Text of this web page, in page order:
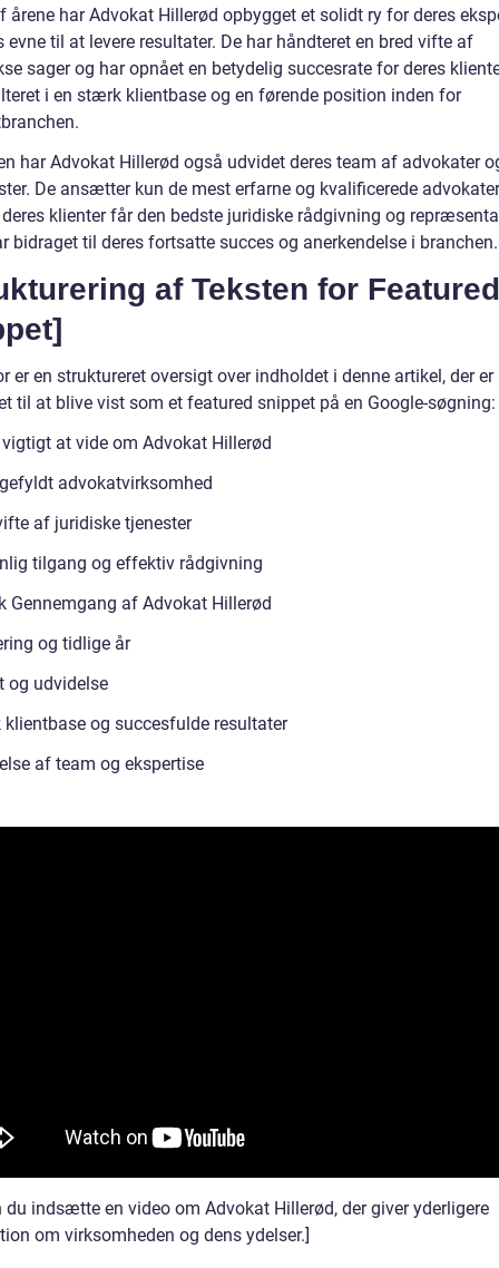
årene har Advokat Hillerød opbygget et solidt ry for deres
evne til at levere resultater. De har håndteret en bred vifte af
sager og har opnået en betydelig succesrate for deres
i en stærk klientbase og en førende position inden for
har Advokat Hillerød også udvidet deres team af advokater
De ansætter kun de mest erfarne og kvalificerede
klienter får den bedste juridiske rådgivning og
bidraget til deres fortsatte succes og anerkendelse i branchen.
af Teksten for Featured
er en struktureret oversigt over indholdet i denne artikel, der er
til at blive vist som et featured snippet på en Google-søgning:
at vide om Advokat Hillerød
advokatvirksomhed
af juridiske tjenester
tilgang og effektiv rådgivning
Gennemgang af Advokat Hillerød
og tidlige år
udvidelse
og succesfulde resultater
af team og ekspertise
du indsætte en video om Advokat Hillerød, der giver yderligere
om virksomheden og dens ydelser.]